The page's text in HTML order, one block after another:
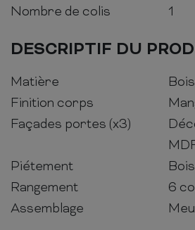
Nombre de colis
1
DESCRIPTIF DU
Matière
Finition corps
Façades portes (x3)
Piétement
Rangement
6
Assemblage